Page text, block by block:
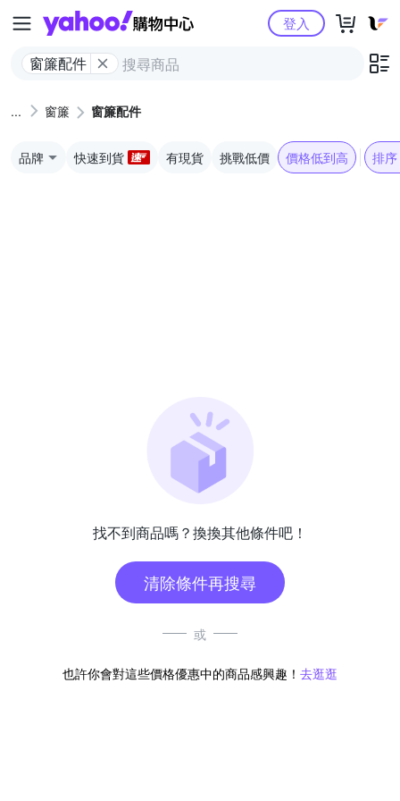
Yahoo購物中心
窗簾配件
登入
窗簾 窗簾配件
品牌 快速到貨 有現貨 挑戰低價 價格低到高 排序
找不到商品嗎？換換其他條件吧！
清除條件再搜尋
或
也許你會對這些價格優惠中的商品感興趣！ 去逛逛